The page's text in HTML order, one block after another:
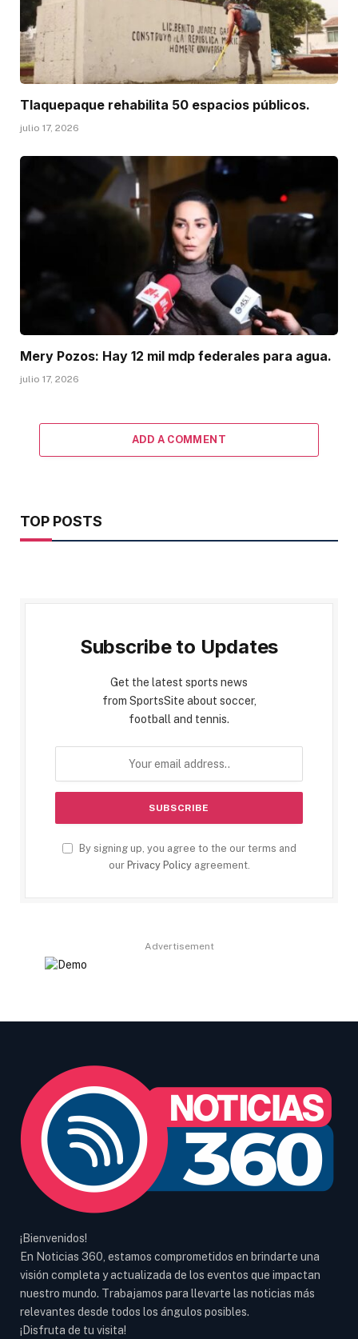
Tlaquepaque rehabilita 50 espacios públicos.
julio 17, 2026
Mery Pozos: Hay 12 mil mdp federales para agua.
julio 17, 2026
ADD A COMMENT
TOP POSTS
Subscribe to Updates
Get the latest sports news
from SportsSite about soccer,
football and tennis.
By signing up, you agree to the our terms and
our Privacy Policyagreement.
Advertisement
¡Bienvenidos!
En Noticias 360, estamos comprometidos en brindarte una
visión completa y actualizada de los eventos que impactan
nuestro mundo. Trabajamos para llevarte las noticias más
relevantes desde todos los ángulos posibles.
¡Disfruta de tu visita!